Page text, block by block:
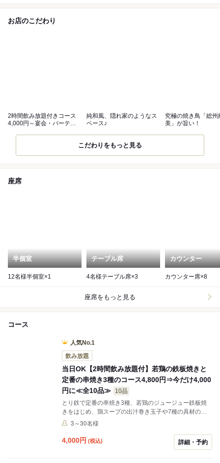
お店のこだわり
2時間飲み放題付きコース
4,000円～宴会・パーティ
純和風、隠れ家のようなス
ペース♪
究極の焼き鳥「総州
美」が旨い！
こだわりをもっと見る
座席
半個室
12名様半個室×1
テーブル席
4名様テーブル席×3
カウンター
カウンター席×8
座席をもっと見る
コース
人気No.1
飲み放題
当日OK【2時間飲み放題付】若鶏の鉄板焼きと
定番の串焼き3種のコース4,800円⇒今だけ4,000
円に≪全10品≫
10品
とり鉄で定番の串焼き3種、若鶏のジュージュー鉄板焼
きをはじめ、鶏スープの出汁巻き玉子や7種の具材のお
つまみ春巻き等、お酒がすすむ逸品料理をバランスよく
3～30名様
4,000円 (税込) 詳細・予約